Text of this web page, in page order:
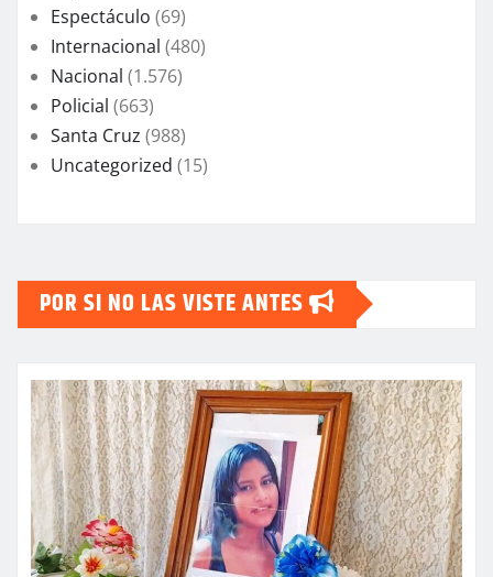
Espectáculo (69)
Internacional (480)
Nacional (1.576)
Policial (663)
Santa Cruz (988)
Uncategorized (15)
POR SI NO LAS VISTE ANTES